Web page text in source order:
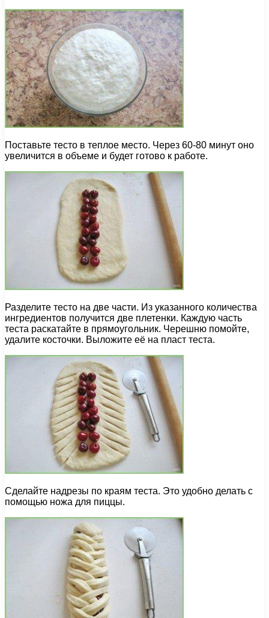
Поставьте тесто в теплое место. Через 60-80 минут оно
увеличится в объеме и будет готово к работе.
Разделите тесто на две части. Из указанного количества
ингредиентов получится две плетенки. Каждую часть
теста раскатайте в прямоугольник. Черешню помойте,
удалите косточки. Выложите её на пласт теста.
Сделайте надрезы по краям теста. Это удобно делать с
помощью ножа для пиццы.